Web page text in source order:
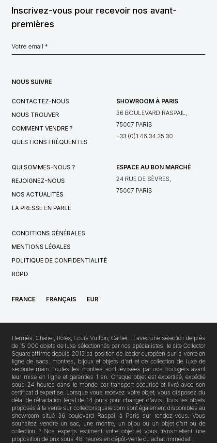
Inscrivez-vous pour recevoir nos avant-
premières
NOUS SUIVRE
CONTACTEZ-NOUS
NOUS TROUVER
COMMENT VENDRE ?
QUESTIONS FRÉQUENTES
SHOWROOM À PARIS
36 BOULEVARD RASPAIL,
75007 PARIS
+33 (0)1 46 34 35 30
QUI SOMMES-NOUS ?
REJOIGNEZ-NOUS
NOS ACTUALITÉS
LA PRESSE EN PARLE
ESPACE AU BON MARCHÉ
24 RUE DE SÈVRES,
75007 PARIS
CONDITIONS GÉNÉRALES
MENTIONS LÉGALES
POLITIQUE DE CONFIDENTIALITÉ
RGPD
FRANCE FRANÇAIS EUR
Hermès, Chanel, Rolex, Louis Vuitton, Cartier… : avec une sélection de près
de 15 000 objets de luxe sélectionnés par nos spécialistes, le site Collector
Square affirme depuis 2015 sa position de leader européen sur la vente en
ligne de sacs, montres, bijoux et objets d'art et de collection de luxe de
seconde main. Toutes les montres sont révisées par nos horlogers avant
leur mise en ligne et garanties 1 an. Chaque objet est expertisé, expédié
sous 24 heures dans le monde par transport sécurisé et livré avec son
certificat d'expertise. Lorsque vous recevez votre objet, vous disposez du
délai de rétractation légal de 14 jours pour changer d'avis. Tous les objets
proposés à la vente sur collectorsquare.com sont également disponibles au
showroom situé 36 boulevard Raspail à Paris sur rendez-vous. Vous
souhaitez vendre un sac, une montre, un bijou ou un objet d’art ou de
collection ? Nos experts estiment votre objet et vous transmettent une
proposition de prix sous 48 heures en dépôt-vente ou achat immédiat.